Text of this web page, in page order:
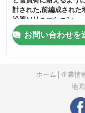
私達に連絡しなさ
引用を要求しなさ
太陽電池パネル
太陽電池パネル
計された,前編成された
設置ソリューション
お問い合わせを
ホーム 企業情
地図